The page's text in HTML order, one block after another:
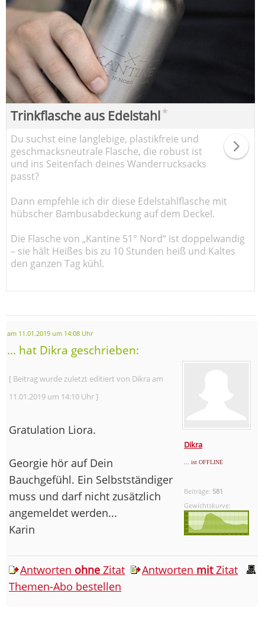
Trinkflasche aus Edelstahl*
Du suchst eine langlebige, plastikfreie und
geschmacksneutrale Flasche, die robust ist
und ins Seitenfach deines Wanderrucksacks
passt?
Dann empfehle ich dir diese Edelstahlflasche mit
hübscher Bambusabdeckung auf dem Deckel.
Die Flasche von „Kantine 51° Nord“ ist doppelwandig
– sie hält Heißes bis zu 10 Stunden heiß und Kaltes
den ganzen Tag kühl.
am 11.01.2019 um 14:08 Uhr
... hat Dikra geschrieben:
Dikra
... ist OFFLINE
Beiträge: 581
Gewichtskurve:
[ Beitrag wurde zuletzt editiert von Dikra am
11.01.2019 um 14:10 Uhr ]
Gratulation Liora.
Georgie hör auf Dein
Bauchgefühl. Ein Selbstständiger
muss und darf nicht zusätzlich
angemeldet werden...
Karin
Antworten ohne Zitat Antworten mitZitat
Themen-Abo bestellen